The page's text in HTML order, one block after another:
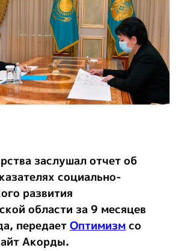
заслушал отчет об
социально-
развития
области за 9 месяцев
передаетОптимизмсо
Акорды.